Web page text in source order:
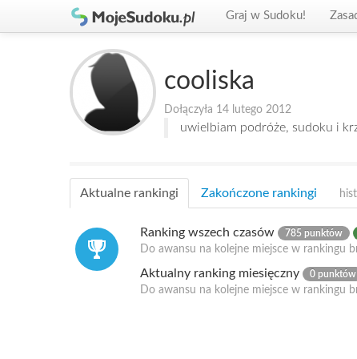
Graj w Sudoku!
cooliska
Dołączyła 14 lutego 2012
uwielbiam podróże, sudoku i
Aktualne rankingi Zakończone rankingi
Ranking wszech czasów 785 punktów
Do awansu na kolejne miejsce w rankingu
Aktualny ranking miesięczny 0 punktów
Do awansu na kolejne miejsce w rankingu